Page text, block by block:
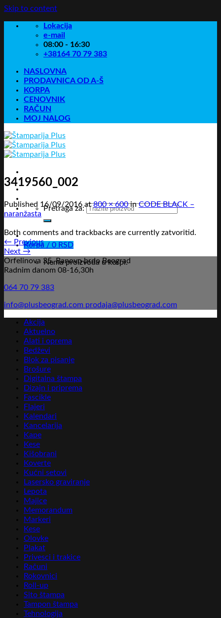
Skip to content
Lokacija
e-mail
08:00 - 16:30
+38164 70 79 383
NASLOVNA
PRODAVNICA OD A-Š
KORPA
CENOVNIK
RAČUN
MOJ NALOG
Pretraga za:
Korpa / 0 RSD
Nema proizvoda u korpi.
3419560_002
Published 16/09/2016 at800 × 600inCODE BLACK –
naranžasta
Both comments and trackbacks are currently zatvoritid.
← Previous
Next →
Orfelinova 35, Banovo brdo Beograd
Radnim danom 08-16,30h
064 70 79 383
info@plusbeograd.com prodaja@plusbeograd.com
Akcija
Aktuelno
Alati i oprema
Bedževi
Blok za pisanje
Brošure
Digitalna štampa
Dizajn i priprema
Fascikle
Flajeri
Kalendari
Kancelarija
Kape
Kese
Kišobrani
Koverte
Kućni setovi
Lasersko graviranje
Lepota
Majice
Memorandum
Markeri
Kese
Olovke
Plakat
Privesci i trakice
Računi
Rokovnici
Roll-up
Sito štampa
Tampon štampa
Tehnologija